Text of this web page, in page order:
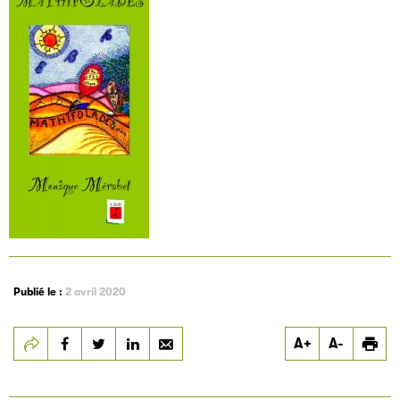
Publié le : 2 avril 2020
Partager
Mathifolades
Partager
Mathifolades
Partager
Mathifolades
A+ A-
Partenaire
ouvrages grâce à Filéas.